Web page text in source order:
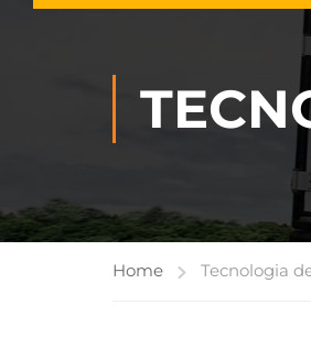
Home Tecnologia